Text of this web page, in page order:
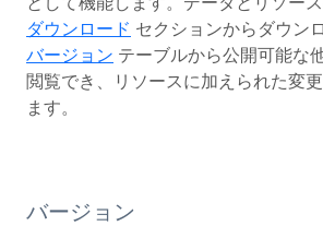
ダウンロード セクションからダウン
バージョン テーブルから公開可能な
閲覧でき、リソースに加えられた変
ます。
バージョン